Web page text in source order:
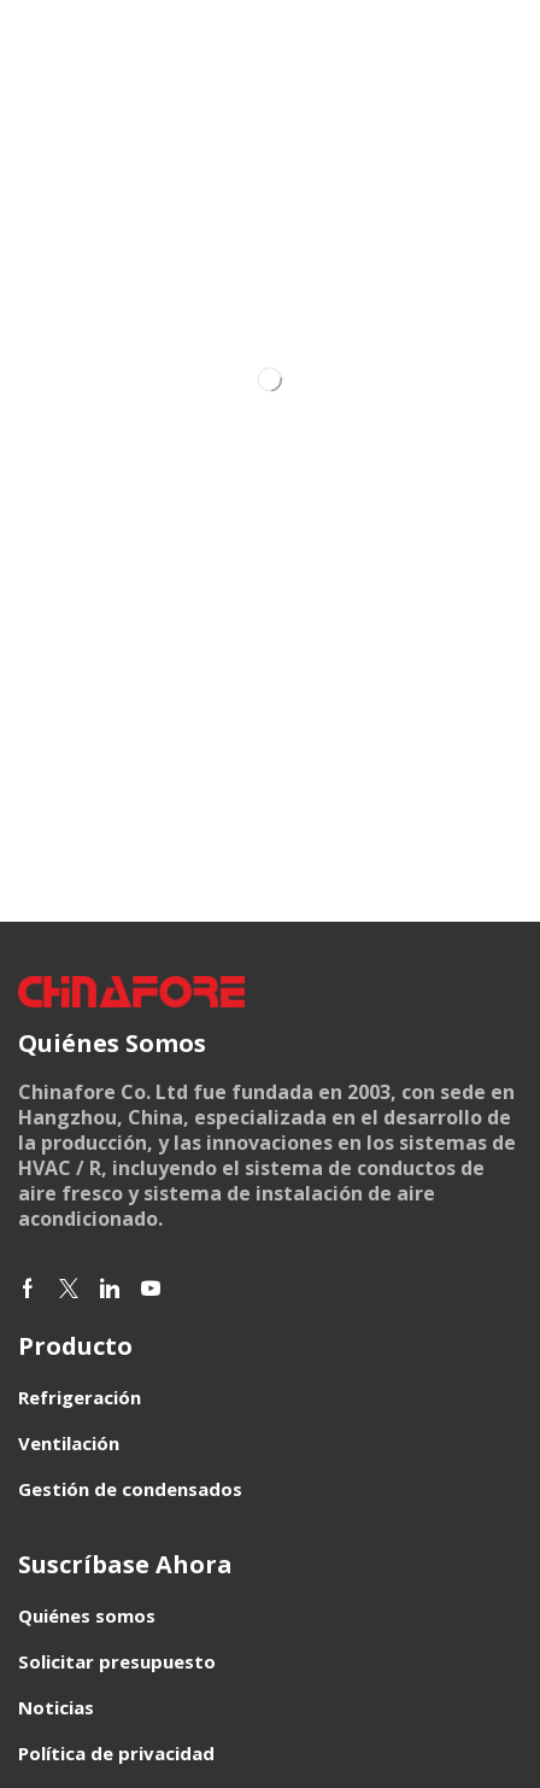
Quiénes Somos
Chinafore Co. Ltd fue fundada en 2003, con sede en
Hangzhou, China, especializada en el desarrollo de
la producción, y las innovaciones en los sistemas de
HVAC / R, incluyendo el sistema de conductos de
aire fresco y sistema de instalación de aire
acondicionado.
Producto
Refrigeración
Ventilación
Gestión de condensados
Suscríbase Ahora
Quiénes somos
Solicitar presupuesto
Noticias
Política de privacidad